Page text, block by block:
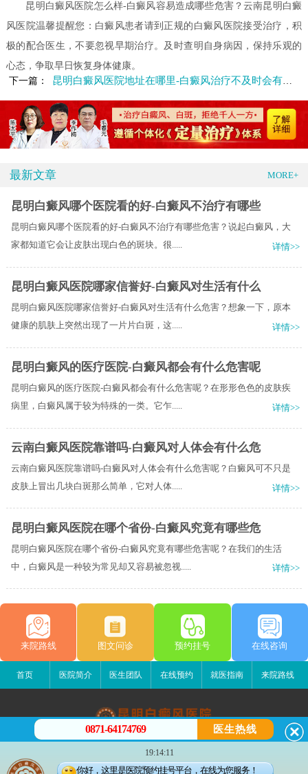
昆明白癜风医院怎么样-白癜风容易造成哪些危害？云南昆明白癜
风医院温馨提醒您：白癜风患者请到正规的白癜风医院接受治疗，积
极的配合医生，不要忽视早期治疗。及时查明自身病因，保持乐观的
心态，争取早日恢复身体健康。
下一篇：
昆明白癜风医院地址在哪里-白癜风治疗不及时会有什么危害呢
最新文章 MORE+
昆明白癜风哪个医院看的好-白癜风不治疗有哪些
昆明白癜风哪个医院看的好-白癜风不治疗有哪些危害？说起白癜风，大
家都知道它会让皮肤出现白色的斑块。很.....
详情>>
昆明白癜风医院哪家信誉好-白癜风对生活有什么
昆明白癜风医院哪家信誉好-白癜风对生活有什么危害？想象一下，原本
健康的肌肤上突然出现了一片片白斑，这.....
详情>>
昆明白癜风的医疗医院-白癜风都会有什么危害呢
昆明白癜风的医疗医院-白癜风都会有什么危害呢？在形形色色的皮肤疾
病里，白癜风属于较为特殊的一类。它乍.....
详情>>
云南白癜风医院靠谱吗-白癜风对人体会有什么危
云南白癜风医院靠谱吗-白癜风对人体会有什么危害呢？白癜风可不只是
皮肤上冒出几块白斑那么简单，它对人体.....
详情>>
昆明白癜风医院在哪个省份-白癜风究竟有哪些危
昆明白癜风医院在哪个省份-白癜风究竟有哪些危害呢？在我们的生活
中，白癜风是一种较为常见却又容易被忽视.....
详情>>
来院路线 图文问诊 预约挂号 在线咨询
首页 医院简介 医生团队 在线预约 就医指南 来院路线
昆明白癜风医院
昆明市五华区护国路2号
版权所有：昆明白癜风医院
0871-64174769 医生热线
19:14:11
你好，这里是医院预约挂号平台，在线为您服务！